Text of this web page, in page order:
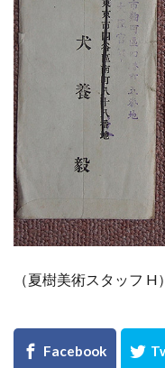
（夏樹美術スタッフ H）